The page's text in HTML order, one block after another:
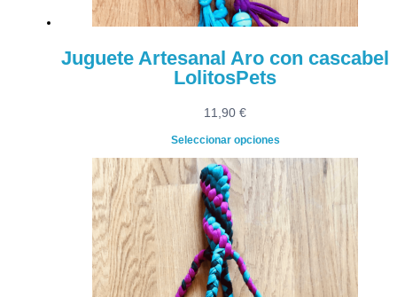
Juguete Artesanal Aro con cascabel
LolitosPets
11,90 €
Seleccionar opciones